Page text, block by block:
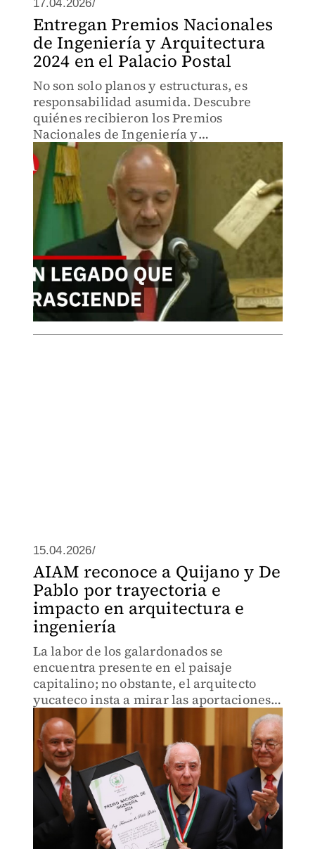
17.04.2026/
Entregan Premios Nacionales
de Ingeniería y Arquitectura
2024 en el Palacio Postal
No son solo planos y estructuras, es
responsabilidad asumida. Descubre
quiénes recibieron los Premios
Nacionales de Ingeniería y
Arquitectura.
15.04.2026/
AIAM reconoce a Quijano y De
Pablo por trayectoria e
impacto en arquitectura e
ingeniería
La labor de los galardonados se
encuentra presente en el paisaje
capitalino; no obstante, el arquitecto
yucateco insta a mirar las aportaciones
más allá de la Ciudad.